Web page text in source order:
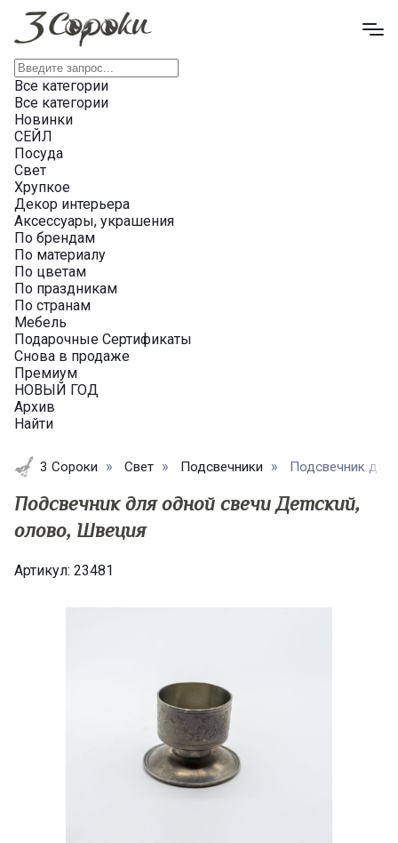
Все категории
Все категории
Новинки
СЕЙЛ
Посуда
Свет
Хрупкое
Декор интерьера
Аксессуары, украшения
По брендам
По материалу
По цветам
По праздникам
По странам
Мебель
Подарочные Сертификаты
Снова в продаже
Премиум
НОВЫЙ ГОД
Архив
Найти
3 Сороки Свет Подсвечники Подсвечник для
Подсвечник для одной свечи Детский,
олово, Швеция
Артикул: 23481